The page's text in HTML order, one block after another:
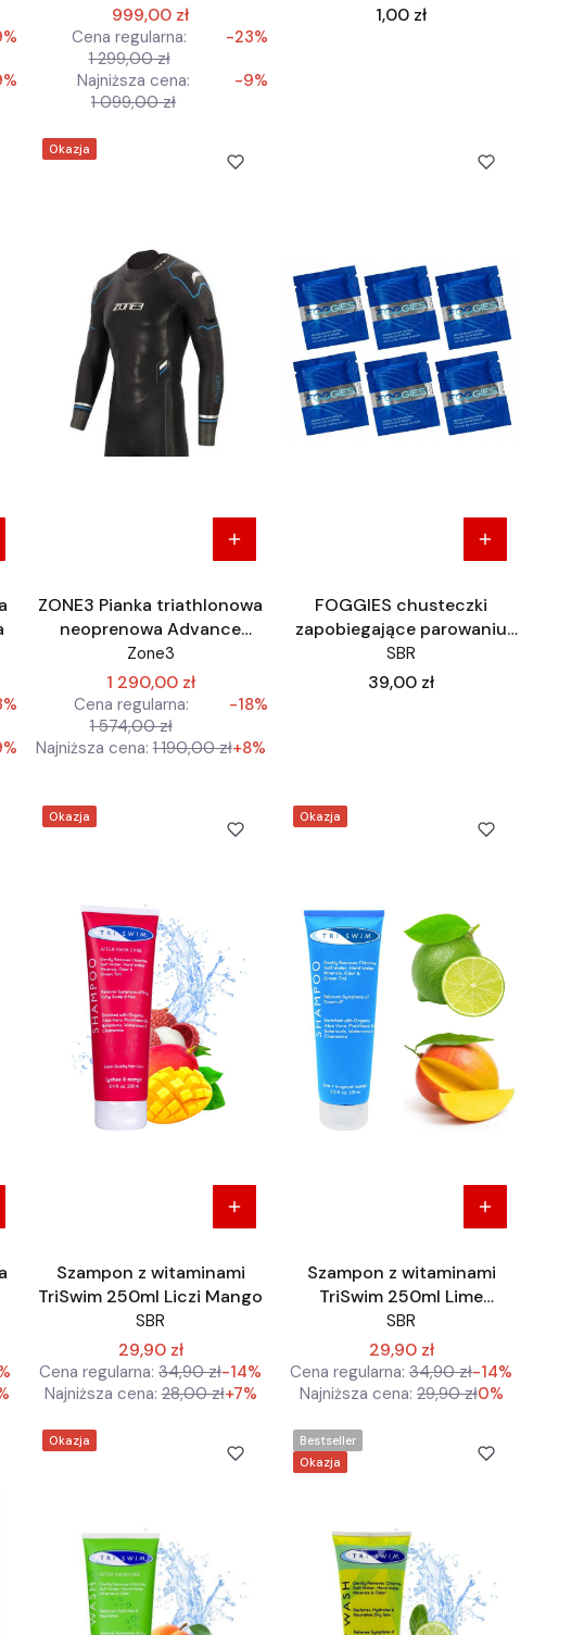
999,00 zł
Cena regularna:
1 299,00 zł
-23%
Najniższa cena:
1 099,00 zł
-9%
Cena
1,00 zł
Okazja
ZONE3 Pianka triathlonowa
neoprenowa Advance
Męska
Zone3
1 290,00 zł
Cena regularna:
1 574,00 zł
-18%
Najniższa cena: 1 190,00 zł+8%
FOGGIES chusteczki
zapobiegające parowaniu
Anti Fog 6sztuk
SBR
Cena
39,00 zł
Okazja
Szampon z witaminami
TriSwim 250ml Liczi Mango
SBR
29,90 zł
Cena regularna: 34,90 zł-14%
Najniższa cena: 28,00 zł+7%
Okazja
Szampon z witaminami
TriSwim 250ml Lime
Tropical Mango
SBR
29,90 zł
Cena regularna: 34,90 zł-14%
Najniższa cena: 29,90 zł0%
Okazja
Okazja
Bestseller